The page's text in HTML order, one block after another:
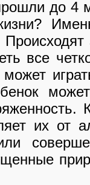
до 4
все
их от